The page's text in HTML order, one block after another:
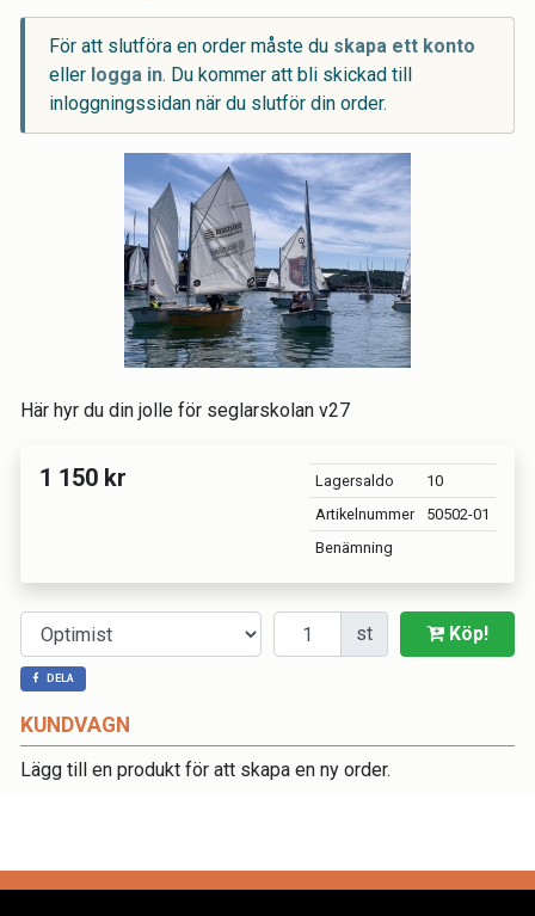
KUNDVAGN
Lägg till en produkt för att skapa en ny order.
För att slutföra en order måste du skapa ett konto
eller logga in. Du kommer att bli skickad till
inloggningssidan när du slutför din order.
Här hyr du din jolle för seglarskolan v27
1 150 kr Lagersaldo
10
Artikelnummer
50502-01
Benämning
Antal st Köp!
DELA